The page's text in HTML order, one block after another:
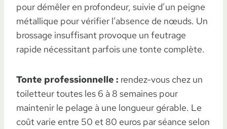
pour démêler en profondeur, suivie d’un peigne
métallique pour vérifier l’absence de nœuds. Un
brossage insuffisant provoque un feutrage
rapide nécessitant parfois une tonte complète.
Tonte professionnelle : rendez-vous chez un
toiletteur toutes les 6 à 8 semaines pour
maintenir le pelage à une longueur gérable. Le
coût varie entre 50 et 80 euros par séance selon